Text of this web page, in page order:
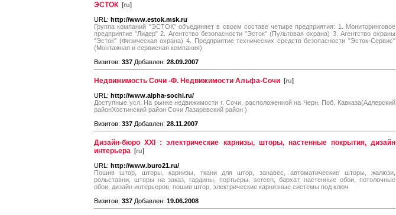
ЭСТОК [ru]
URL: http://www.estok.msk.ru
Группа компаний "ЭСТОК" объединяет в своем составе четыре предприятия: 1. Мониторинговое
предприятие "Лидер" 2. Агентство безопасности "Эсток" (Пультовая охрана) 3. Агентство охраны
"Эсток" (Физическая охрана) 4. Предприятие технических средств безопасности "Эсток-Сервис"
(Монтажная и сервисная компания)
Визитов: 337 Добавлен: 28.09.2007
Недвижимость Сочи -Ф. Недвижимости Альфа-Сочи [ru]
URL: http://www.alpha-sochi.ru/
Доступные усл. На рынке недвижимости г. Сочи, расположенной на Черн. Поб. Кавказа(Адлерский
районХостинский район Сочи Лазаревский район )
Визитов: 337 Добавлен: 28.11.2007
Дизайн-бюро XXI : электрические карнизы, шторы, настенные покрытия, дизайн
интерьера [ru]
URL: http://www.buro21.ru/
Пошив штор, шторы, карнизы, ткани для штор, занавес, автоматические шторы, жалюзи,
рольставни, шторы на заказ, гардины, портьеры, screen, бархат, настенные обои, потолочные
обои, дизайн интерьеров, пошив штор, электрические карнизные системы под ключ
Визитов: 337 Добавлен: 19.06.2008